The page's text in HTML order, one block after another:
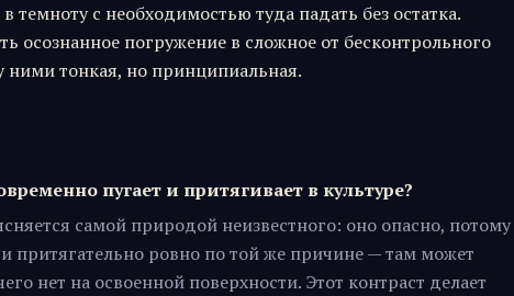
темноту с необходимостью туда падать без остатка.
осознанное погружение в сложное от бесконтрольного
тонкая, но принципиальная.
пугает и притягивает в культуре?
самой природой неизвестного: оно опасно, потому
притягательно ровно по той же причине — там может
нет на освоенной поверхности. Этот контраст делает